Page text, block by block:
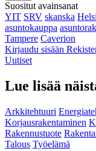
Suositut avainsanat
YIT SRV skanska
asuntokauppa
Tampere Caverion
Kirjaudu sisään
Uutiset
Lue lisää
Arkkitehtuuri
Korjausrakentaminen
Rakennustuote
Talous Työelämä